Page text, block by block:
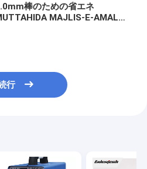
棒のための省エネ
MAJLIS-E-AMALア
行